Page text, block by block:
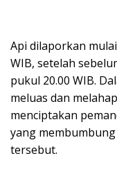
Api dilaporkan
WIB, setelah
pukul 20.00 WIB.
meluas dan
menciptakan
yang
tersebut.